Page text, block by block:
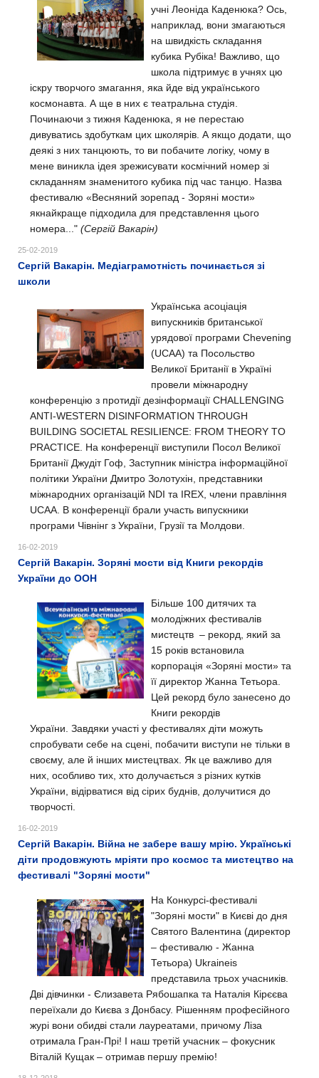
учні Леоніда Каденюка? Ось,
наприклад, вони змагаються
на швидкість складання
кубика Рубіка! Важливо, що
школа підтримує в учнях цю
іскру творчого змагання, яка йде від українського
космонавта. А ще в них є театральна студія.
Починаючи з тижня Каденюка, я не перестаю
дивуватись здобуткам цих школярів. А якщо додати, що
деякі з них танцюють, то ви побачите логіку, чому в
мене виникла ідея зрежисувати космічний номер зі
складанням знаменитого кубика під час танцю. Назва
фестивалю «Весняний зорепад - Зоряні мости»
якнайкраще підходила для представлення цього
номера..." (Сергій Вакарін)
25-02-2019
Сергій Вакарін. Медіаграмотність починається зі
школи
Українська асоціація
випускників британської
урядової програми Chevening
(UCAA) та Посольство
Великої Британії в Україні
провели міжнародну
конференцію з протидії дезінформації CHALLENGING
ANTI-WESTERN DISINFORMATION THROUGH
BUILDING SOCIETAL RESILIENCE: FROM THEORY TO
PRACTICE. На конференції виступили Посол Великої
Британії Джудіт Гоф, Заступник міністра інформаційної
політики України Дмитро Золотухін, представники
міжнародних організацій NDI та IREX, члени правління
UCAA. В конференції брали участь випускники
програми Чівнінг з України, Грузії та Молдови.
16-02-2019
Сергій Вакарін. Зоряні мости від Книги рекордів
України до ООН
Більше 100 дитячих та
молодіжних фестивалів
мистецтв – рекорд, який за
15 років встановила
корпорація «Зоряні мости» та
її директор Жанна Тетьора.
Цей рекорд було занесено до
Книги рекордів
України. Завдяки участі у фестивалях діти можуть
спробувати себе на сцені, побачити виступи не тільки в
своєму, але й інших мистецтвах. Як це важливо для
них, особливо тих, хто долучається з різних кутків
України, відірватися від сірих буднів, долучитися до
творчості.
16-02-2019
Сергій Вакарін. Війна не забере вашу мрію. Українські
діти продовжують мріяти про космос та мистецтво на
фестивалі "Зоряні мости"
На Конкурсі-фестивалі
"Зоряні мости" в Києві до дня
Святого Валентина (директор
– фестивалю - Жанна
Тетьора) Ukraineis
представила трьох учасників.
Дві дівчинки - Єлизавета Рябошапка та Наталія Кірєєва
переїхали до Києва з Донбасу. Рішенням професійного
журі вони обидві стали лауреатами, причому Ліза
отримала Гран-Прі! І наш третій учасник – фокусник
Віталій Кущак – отримав першу премію!